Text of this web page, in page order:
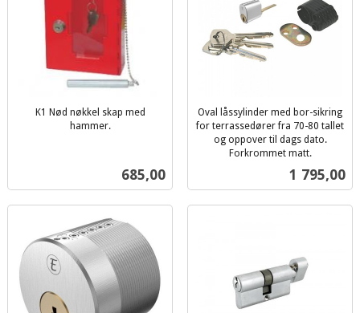
K1 Nød nøkkel skap med
hammer.
Pris
685,00
Oval låssylinder med bor-sikring
for terrassedører fra 70-80 tallet
og oppover til dags dato.
Forkrommet matt.
Pris
1 795,00